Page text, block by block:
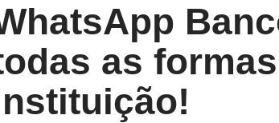
as